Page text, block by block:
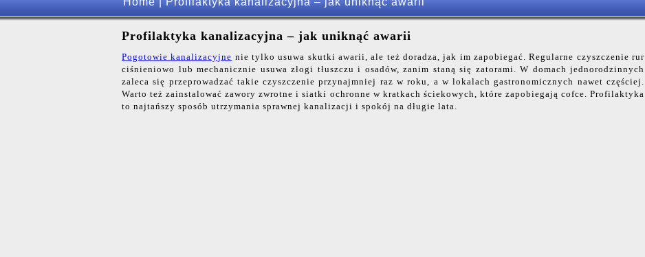
Profilaktyka kanalizacyjna – jak uniknąć awarii
Pogotowie kanalizacyjne nie tylko usuwa skutki awarii, ale też doradza, jak im zapobiegać. Regularne czyszczenie rur
ciśnieniowo lub mechanicznie usuwa złogi tłuszczu i osadów, zanim staną się zatorami. W domach jednorodzinnych
zaleca się przeprowadzać takie czyszczenie przynajmniej raz w roku, a w lokalach gastronomicznych nawet częściej.
Warto też zainstalować zawory zwrotne i siatki ochronne w kratkach ściekowych, które zapobiegają cofce. Profilaktyka
to najtańszy sposób utrzymania sprawnej kanalizacji i spokój na długie lata.